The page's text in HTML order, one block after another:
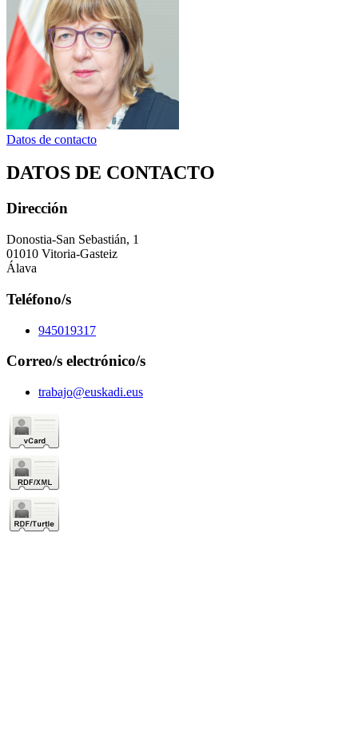
Datos de contacto
DATOS DE CONTACTO
Dirección
Donostia-San Sebastián, 1
01010 Vitoria-Gasteiz
Álava
Teléfono/s
945019317
Correo/s electrónico/s
trabajo@euskadi.eus